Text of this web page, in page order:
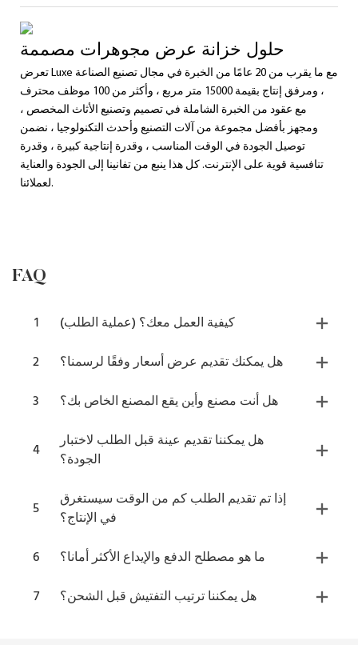
حلول خزانة عرض مجوهرات مصممة
تعرض Luxe مع ما يقرب من 20 عامًا من الخبرة في مجال تصنيع الصناعة
، ومرفق إنتاج بقيمة 15000 متر مربع ، وأكثر من 100 موظف محترف
مع عقود من الخبرة الشاملة في تصميم وتصنيع الأثاث المخصص ،
ومجهز بأفضل مجموعة من آلات التصنيع وأحدث التكنولوجيا ، نضمن
توصيل الجودة في الوقت المناسب ، وقدرة إنتاجية كبيرة ، وقدرة
تنافسية قوية على الإنترنت. كل هذا ينبع من تفانينا إلى الجودة والعناية
لعملائنا.
FAQ
1
كيفية العمل معك؟ (عملية الطلب)
2
هل يمكنك تقديم عرض أسعار وفقًا لرسمنا؟
3
هل أنت مصنع وأين يقع المصنع الخاص بك؟
4
هل يمكننا تقديم عينة قبل الطلب لاختبار
الجودة؟
5
إذا تم تقديم الطلب كم من الوقت سيستغرق
في الإنتاج؟
6
ما هو مصطلح الدفع والإيداع الأكثر أمانا؟
7
هل يمكننا ترتيب التفتيش قبل الشحن؟